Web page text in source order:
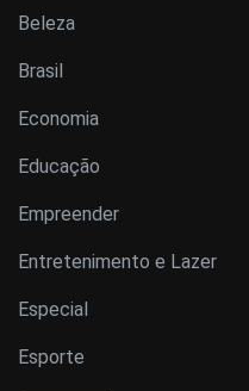
Beleza
Brasil
Economia
Educação
Empreender
Entretenimento e Lazer
Especial
Esporte